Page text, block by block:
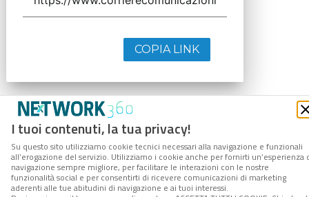
I tuoi contenuti, la tua privacy!
Su questo sito utilizziamo cookie tecnici necessari alla navigazione e funzionali
all’erogazione del servizio. Utilizziamo i cookie anche per fornirti un’esperienza
navigazione sempre migliore, per facilitare le interazioni con le nostre
funzionalità social e per consentirti di ricevere comunicazioni di marketing
aderenti alle tue abitudini di navigazione e ai tuoi interessi.
COPIA LINK